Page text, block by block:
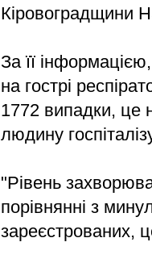
Кіровоградщини
За її
на гострі
1772 випадки, це
людину
"Рівень
порівнянні з
зареєстрованих,